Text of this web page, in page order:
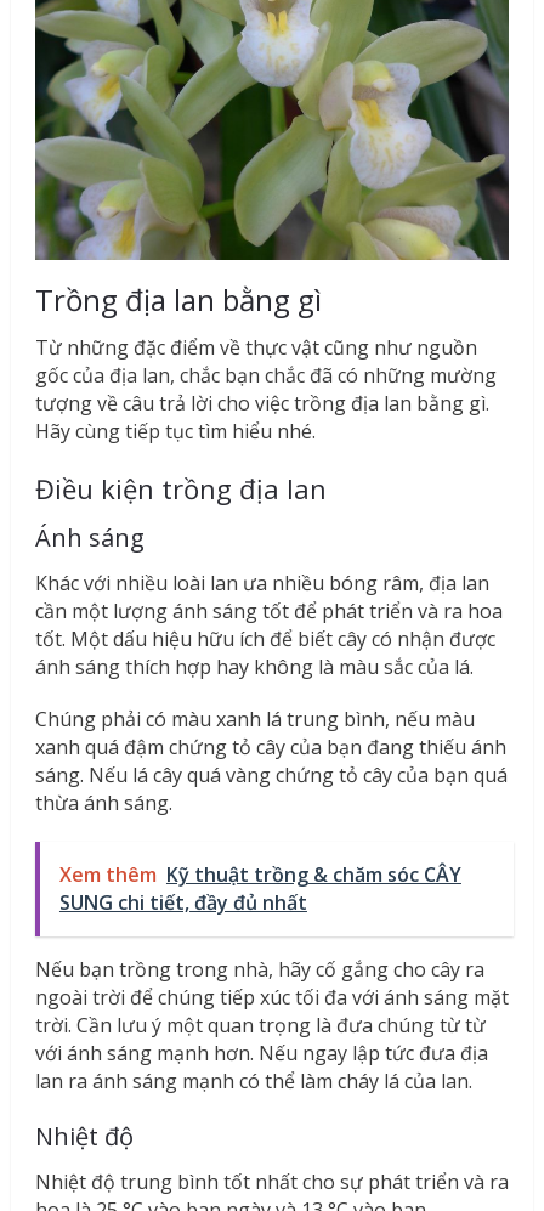
Trồng địa lan bằng gì
Từ những đặc điểm về thực vật cũng như nguồn
gốc của địa lan, chắc bạn chắc đã có những mường
tượng về câu trả lời cho việc trồng địa lan bằng gì.
Hãy cùng tiếp tục tìm hiểu nhé.
Điều kiện trồng địa lan
Ánh sáng
Khác với nhiều loài lan ưa nhiều bóng râm, địa lan
cần một lượng ánh sáng tốt để phát triển và ra hoa
tốt. Một dấu hiệu hữu ích để biết cây có nhận được
ánh sáng thích hợp hay không là màu sắc của lá.
Chúng phải có màu xanh lá trung bình, nếu màu
xanh quá đậm chứng tỏ cây của bạn đang thiếu ánh
sáng. Nếu lá cây quá vàng chứng tỏ cây của bạn quá
thừa ánh sáng.
Xem thêm Kỹ thuật trồng & chăm sóc CÂY
SUNG chi tiết, đầy đủ nhất
Nếu bạn trồng trong nhà, hãy cố gắng cho cây ra
ngoài trời để chúng tiếp xúc tối đa với ánh sáng mặt
trời. Cần lưu ý một quan trọng là đưa chúng từ từ
với ánh sáng mạnh hơn. Nếu ngay lập tức đưa địa
lan ra ánh sáng mạnh có thể làm cháy lá của lan.
Nhiệt độ
Nhiệt độ trung bình tốt nhất cho sự phát triển và ra